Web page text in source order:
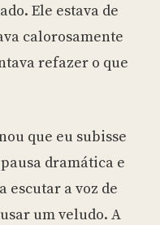
Ele estava de
calorosamente
refazer o que
que eu subisse
dramática e
escutar a voz de
um veludo. A